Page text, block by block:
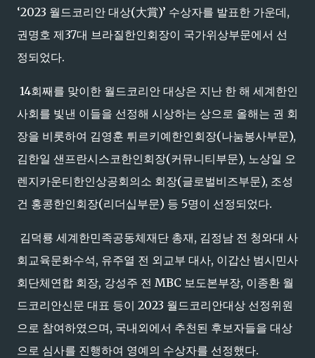
‘2023 월드코리안 대상(大賞)’ 수상자를 발표한 가운데,
권명호 제37대 브라질한인회장이 국가위상부문에서 선
정되었다.
14회째를 맞이한 월드코리안 대상은 지난 한 해 세계한인
사회를 빛낸 이들을 선정해 시상하는 상으로 올해는 권 회
장을 비롯하여 김영훈 튀르키예한인회장(나눔봉사부문),
김한일 샌프란시스코한인회장(커뮤니티부문), 노상일 오
렌지카운티한인상공회의소 회장(글로벌비즈부문), 조성
건 홍콩한인회장(리더십부문) 등 5명이 선정되었다.
김덕룡 세계한민족공동체재단 총재, 김정남 전 청와대 사
회교육문화수석, 유주열 전 외교부 대사, 이갑산 범시민사
회단체연합 회장, 강성주 전 MBC 보도본부장, 이종환 월
드코리안신문 대표 등이 2023 월드코리안대상 선정위원
으로 참여하였으며, 국내외에서 추천된 후보자들을 대상
으로 심사를 진행하여 영예의 수상자를 선정했다.